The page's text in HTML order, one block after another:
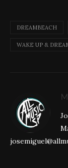
DREAMBEACH
WAKE UP &